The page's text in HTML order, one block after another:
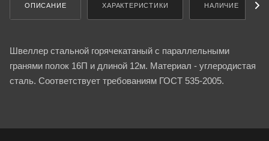
ОПИСАНИЕ ХАРАКТЕРИСТИКИ НАЛИЧИЕ
Швеллер стальной горячекатаный с параллельными
гранями полок 16П и длиной 12м. Материал - углеродистая
сталь. Соответствует требованиям ГОСТ 535-2005.